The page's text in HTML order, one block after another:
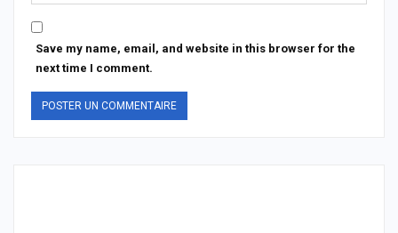
Save my name, email, and website in this browser for the
next time I comment.